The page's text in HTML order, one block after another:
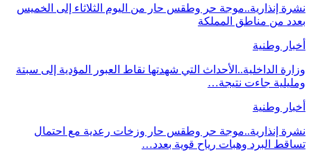
نشرة إنذارية..موجة حر وطقس حار من اليوم الثلاثاء إلى الخميس
بعدد من مناطق المملكة
أخبار وطنية
وزارة الداخلية..الأحداث التي شهدتها نقاط العبور المؤدية إلى سبتة
ومليلية جاءت نتيجة…
أخبار وطنية
نشرة إنذارية..موجة حر وطقس حار وزخات رعدية مع احتمال
تساقط البرد وهبات رياح قوية بعدد…